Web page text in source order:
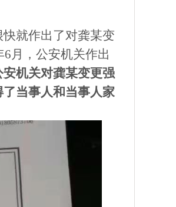
就作出了对龚某变
6月，公安机关作出
机关对龚某变更强
当事人和当事人家